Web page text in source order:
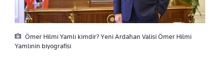
Ömer Hilmi Yamlı kimdir? Yeni Ardahan Valisi Ömer Hilmi
Yamlınin biyografisi